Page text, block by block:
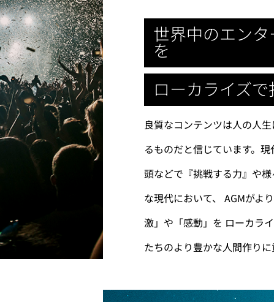
世界中のエン
を
ローカライズで
良質なコンテンツは人の人
るものだと信じています。
頭などで『挑戦する力』や
な現代において、 AGMがよ
激」や「感動」を ローカラ
たちのより豊かな人間作りに